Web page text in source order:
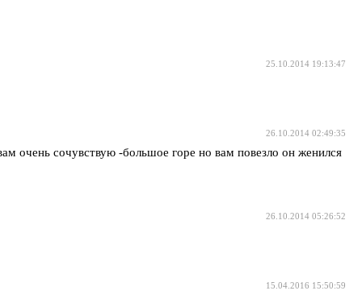
25.10.2014 19:13:47
26.10.2014 02:49:35
очень сочувствую -большое горе но вам повезло он женился
26.10.2014 05:26:52
15.04.2016 15:50:59